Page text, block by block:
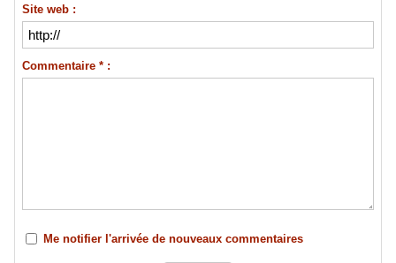
Site web :
Commentaire * :
Me notifier l'arrivée de nouveaux commentaires